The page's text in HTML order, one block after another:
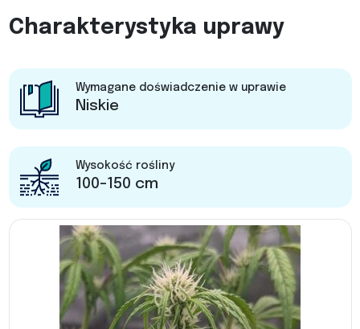
Charakterystyka uprawy
Wymagane doświadczenie w uprawie
Niskie
Wysokość rośliny
100-150 cm